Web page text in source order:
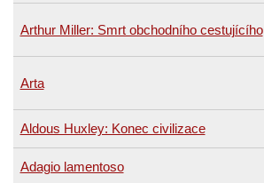
Arthur Miller: Smrt obchodního cestujícího
Arta
Aldous Huxley: Konec civilizace
Adagio lamentoso